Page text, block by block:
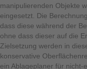
manipulierenden Objekte
eingesetzt. Die
dass diese während der
ohne dass dieser auf die
Zielsetzung werden in
konservative
ein Ablageplaner für nicht-